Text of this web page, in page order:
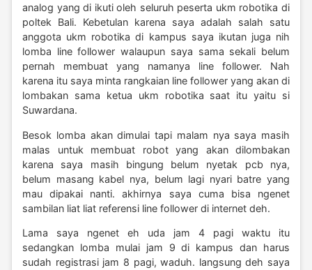
analog yang di ikuti oleh seluruh peserta ukm robotika di
poltek Bali. Kebetulan karena saya adalah salah satu
anggota ukm robotika di kampus saya ikutan juga nih
lomba line follower walaupun saya sama sekali belum
pernah membuat yang namanya line follower. Nah
karena itu saya minta rangkaian line follower yang akan di
lombakan sama ketua ukm robotika saat itu yaitu si
Suwardana.
Besok lomba akan dimulai tapi malam nya saya masih
malas untuk membuat robot yang akan dilombakan
karena saya masih bingung belum nyetak pcb nya,
belum masang kabel nya, belum lagi nyari batre yang
mau dipakai nanti. akhirnya saya cuma bisa ngenet
sambilan liat liat referensi line follower di internet deh.
Lama saya ngenet eh uda jam 4 pagi waktu itu
sedangkan lomba mulai jam 9 di kampus dan harus
sudah registrasi jam 8 pagi, waduh. langsung deh saya